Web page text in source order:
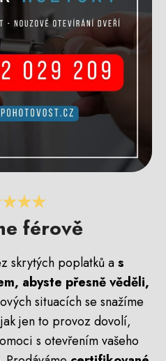
férově
skrytých poplatků as
abyste přesně věděli,
situacích se snažíme
jen to provoz dovolí,
s otevřením vašeho